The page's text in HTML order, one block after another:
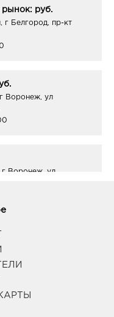
рынок: руб.
г Белгород, пр-кт
Воронеж, ул
Воронеж, ул
Воронеж, пр-кт